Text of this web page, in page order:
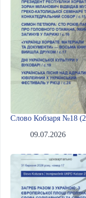
Слово Кобзаря №18
09.07.2026